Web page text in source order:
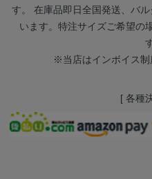
す。 在庫品即日全国発送、バ
います。特注サイズご希望の
※当店はインボイス制
[ 各種